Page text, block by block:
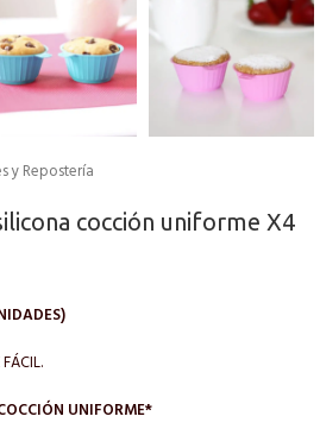
y Repostería
cocción uniforme X4
UNIFORME*